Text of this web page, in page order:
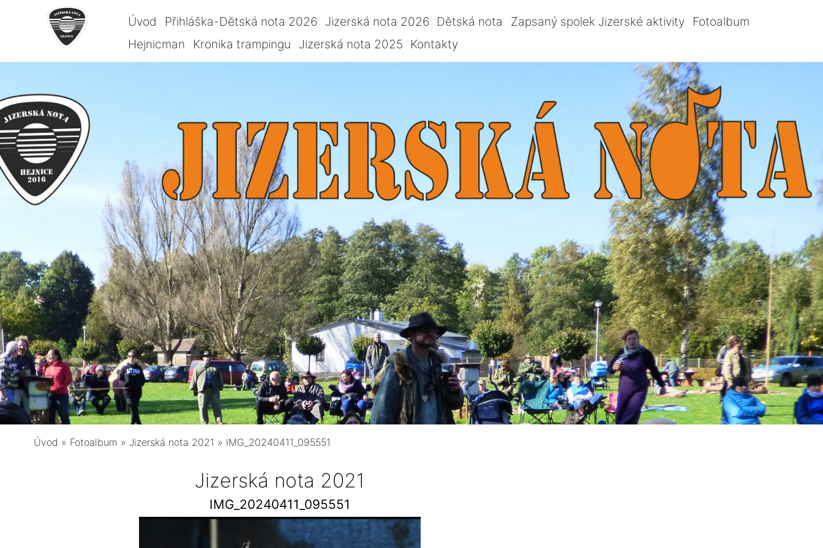
Úvod Přihláška-Dětská nota 2026 Jizerská nota 2026 Dětská nota Zapsaný spolek Jizerské aktivity
Fotoalbum
Hejnicman
Kronika trampingu Jizerská nota 2025 Kontakty
Úvod » Fotoalbum » Jizerská nota 2021 » IMG_20240411_095551
Jizerská nota 2021
IMG_20240411_095551